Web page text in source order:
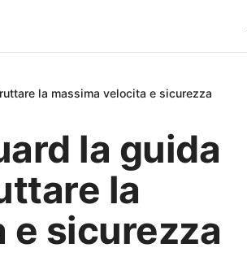
la massima velocita e sicurezza
la guida
la
e sicurezza